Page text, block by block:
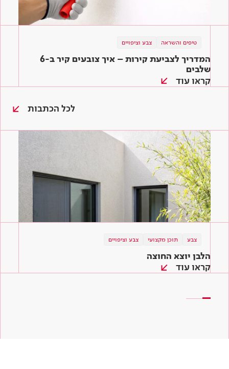
טיפים והשראה צבע וציפויים
המדריך לצביעת קירות – איך צובעים קיר ב-6
שלבים
קראו עוד
לכל הכתבות
צבע תוכן מקצועי צבע וציפויים
הלבן יוצא החוצה
קראו עוד
צבע צבע וציפויים
הכי חשוב לגוון! מניפת הצבעים לשירותכם
קראו עוד
טיפים והשראה צבע וציפויים
שלבים